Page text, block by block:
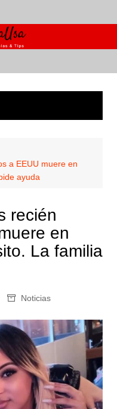
a EEUU muere en
ayuda
recién
en
La familia
Noticias